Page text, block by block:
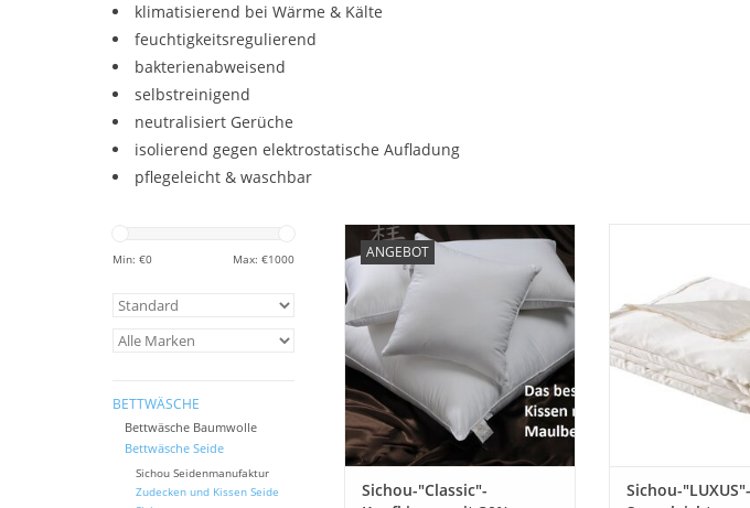
klimatisierend bei Wärme & Kälte
feuchtigkeitsregulierend
bakterienabweisend
selbstreinigend
neutralisiert Gerüche
isolierend gegen elektrostatische Aufladung
pflegeleicht & waschbar
Min: €0 Max: €1000
BETTWÄSCHE
Bettwäsche Baumwolle
Bettwäsche Seide
Sichou Seidenmanufaktur
Zudecken und Kissen Seide
ANGEBOT
Sichou "Klassik" Das extra softe
Kopfkissen! - Für Alle die das
Besondere Lieben, lassen Sie sich
fallen in dieses traumhafte
Kopfkissen, mit Baumwollbezug
einem Kern aus stützenden und
atmungsaktiven Polyfasern
ummantelt mit Schichten feinster
Maulbeers
ZUM WARENKORB HINZUFÜGEN
Sichou-"Classic"-
einem feinen
feinster
mit 100%
PUR zum
Wohlfühlen,
Sommernächte
besonders leichter
Sichou-"LUXUS"-